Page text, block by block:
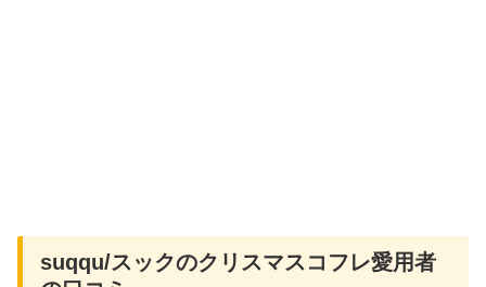
suqqu/スックのクリスマスコフレ愛用者